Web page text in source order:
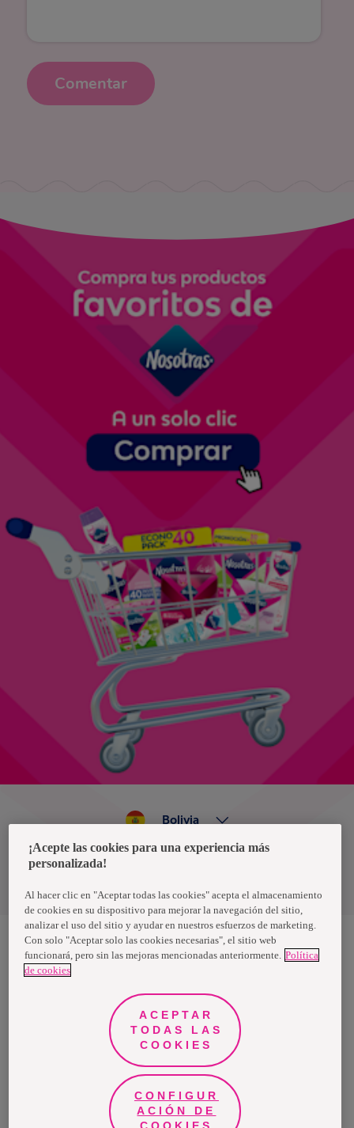
Comentar
Política de privacidad de datos
Bolivia
Nosotras, una marca de Essity - una compañía global líder en
higiene y salud. Cada día, mil millones de personas, en todo el
propósito es romper barreras por el bienestar en beneficio de
consumidores, pacientes, cuidadores, clientes y la sociedad en
general. Vendemos en aproximadamente 150 países bajo las
principales marcas globales TENA y Tork, así como otras marcas
como Actimove, Cutimed, JOBST, Knix, Leukoplast, Libero, Libresse,
Lotus, Modibodi, Nosotras, Saba, Tempo, TOM Organic y Zewa. En
2024, Essity tuvo ventas de aproximadamente 13 mil millones de
euros y empleó a 36,000 personas. La sede de la compañía está
ubicada en Estocolmo, Suecia, y Essity cotiza en Nasdaq Estocolmo.
Más información enwww.essity.com.
¡Acepte las cookies para una experiencia más
personalizada!
Al hacer clic en "Aceptar todas las cookies" acepta el almacenamiento
de cookies en su dispositivo para mejorar la navegación del sitio,
analizar el uso del sitio y ayudar en nuestros esfuerzos de marketing.
Con solo "Aceptar solo las cookies necesarias", el sitio web
funcionará, pero sin las mejoras mencionadas anteriormente. Política
de cookies
ACEPTAR
TODAS LAS
COOKIES
CONFIGUR
ACIÓN DE